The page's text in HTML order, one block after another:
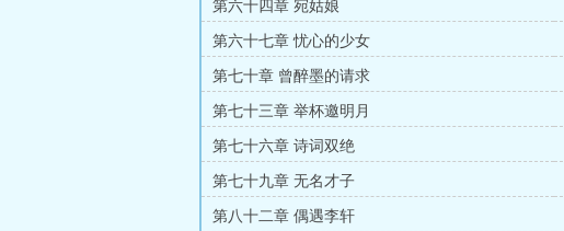
第六十四章 宛姑娘
第六十七章 忧心的少女
第七十章 曾醉墨的请求
第七十三章 举杯邀明月
第七十六章 诗词双绝
第七十九章 无名才子
第八十二章 偶遇李轩